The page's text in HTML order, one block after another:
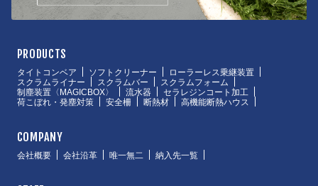
PRODUCTS
タイトコンベア ソフトクリーナー
ローラーレス乗継装置
スクラムライナー
スクラムバー
スクラムフォーム
制塵装置〈MAGICBOX〉
流水器
セラレジンコート加工
荷こぼれ・発塵対策
安全柵 断熱材 高機能断熱ハウス
COMPANY
会社概要 会社沿革 唯一無二 納入先一覧